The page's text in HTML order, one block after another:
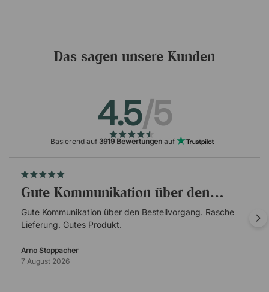
Das sagen unsere Kunden
4.5/5
Basierend auf 3919 Bewertungen auf
Gute Kommunikation über den…
Gute Kommunikation über den Bestellvorgang. Rasche
Lieferung. Gutes Produkt.
Arno Stoppacher
7 August 2026